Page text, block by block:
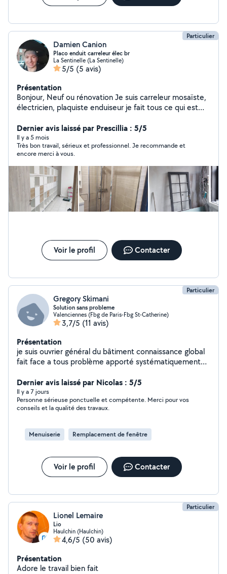
Particulier
Damien Canion
Placo enduit carreleur élec br
La Sentinelle (La Sentinelle)
5/5 (5 avis)
Présentation
Bonjour, Neuf ou rénovation Je suis carreleur mosaïste,
électricien, plaquiste enduiseur je fait tous ce qui est
Déclaration chèque CESU possible avec mon numéro Je
me déplace entre l'Avesnois, le Valenciennois et
alentour N'hésitez pas pour tous renseignements
Dernier avis laissé par Prescillia : 5/5
Il y a 5 mois
Très bon travail, sérieux et professionnel. Je recommande et
encore merci à vous.
Voir le profil Contacter
Particulier
Gregory Skimani
Solution sans probleme
Valenciennes (Fbg de Paris-Fbg St-Catherine)
3,7/5 (11 avis)
Présentation
je suis ouvrier général du bâtiment connaissance global
fait face a tous problème apporté systématiquement
ponctuel et arrangent
Dernier avis laissé par Nicolas : 5/5
Il y a 7 jours
Personne sérieuse ponctuelle et compétente. Merci pour vos
conseils et la qualité des travaux.
Menuiserie Remplacement de fenêtre
Voir le profil Contacter
Particulier
Lionel Lemaire
Lio
Haulchin (Haulchin)
4,6/5 (50 avis)
Présentation
Adore le travail bien fait